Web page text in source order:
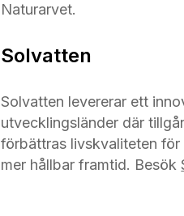
Naturarvet.
Solvatten
Solvatten levererar ett
utvecklingsländer där
förbättras livskvaliteten
mer hållbar framtid. Besök